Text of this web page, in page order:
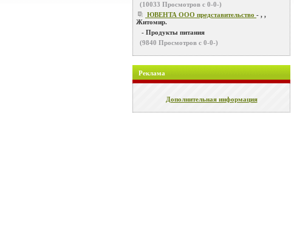
(10033 Просмотров с 0-0-)
ЮВЕНТА ООО представительство - , ,
Житомир.
- Продукты питания
(9840 Просмотров с 0-0-)
Реклама
Дополнительная информация